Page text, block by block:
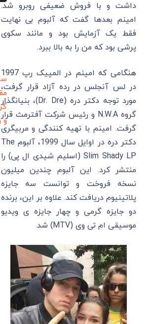
داشت و با فروش ضعیفی روبرو شد.
امینم بعدها گفت که آلبوم بی نهایت
فقط یک آزمایش بود و مانند سکوی
پرشی بود که من را به بالا ببرد.
هنگامی که امینم در المپیک رپ 1997
در لس آنجلس در رده آزاد قرار گرفت،
مورد توجه دکتر دره (Dr. Dre)، بنیانگذار
گروه N.W.A و رئیس شرکت آفترمث قرار
گرفت. امینم با تهیه کنندگی و مربیگری
دکتر دره در اوایل سال 1999، آلبوم The
Slim Shady LP (اسلیم شیدی ال‌ پی) را
منتشر كرد. این آلبوم چندین میلیون
نسخه فروخت و توانست سه جایزه
پلاتینیوم دریافت کند. علاوه بر این، برنده
دو جایزه گرمی و چهار جایزه ی ویدیو
موسیقی ام تی وی (MTV) شد.
و